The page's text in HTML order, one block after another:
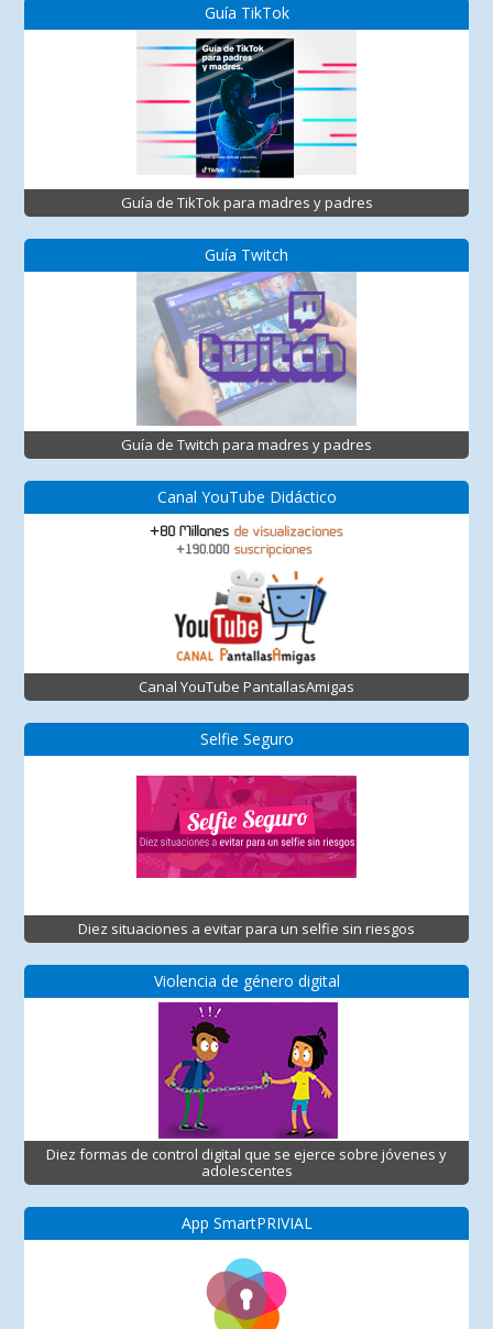
Guía TikTok
Guía de TikTok para madres y padres
Guía Twitch
Guía de Twitch para madres y padres
Canal YouTube Didáctico
Canal YouTube PantallasAmigas
Selfie Seguro
Diez situaciones a evitar para un selfie sin riesgos
Violencia de género digital
Diez formas de control digital que se ejerce sobre jóvenes y
adolescentes
App SmartPRIVIAL